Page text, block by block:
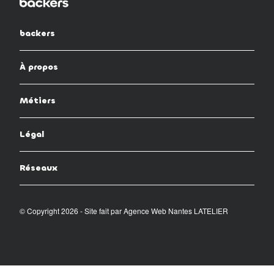
backers
À propos
Métiers
Légal
Réseaux
© Copyright 2026 - Site fait parAgence Web Nantes LATELIER